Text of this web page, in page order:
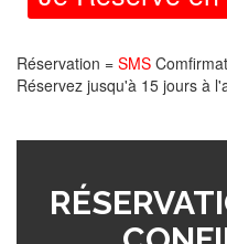
Réservation = SMS
Réservez jusqu'à 15 jours à